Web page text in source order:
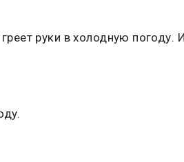
руки в холодную погоду.